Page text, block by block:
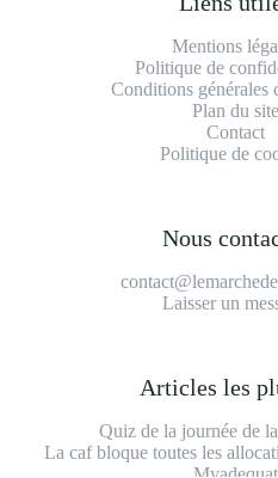
Mentions
Politique de
Conditions générales
Plan du site
Contact
Politique de
Nous
Laisser un
Articles les
Quiz de la journée de
La caf bloque toutes les